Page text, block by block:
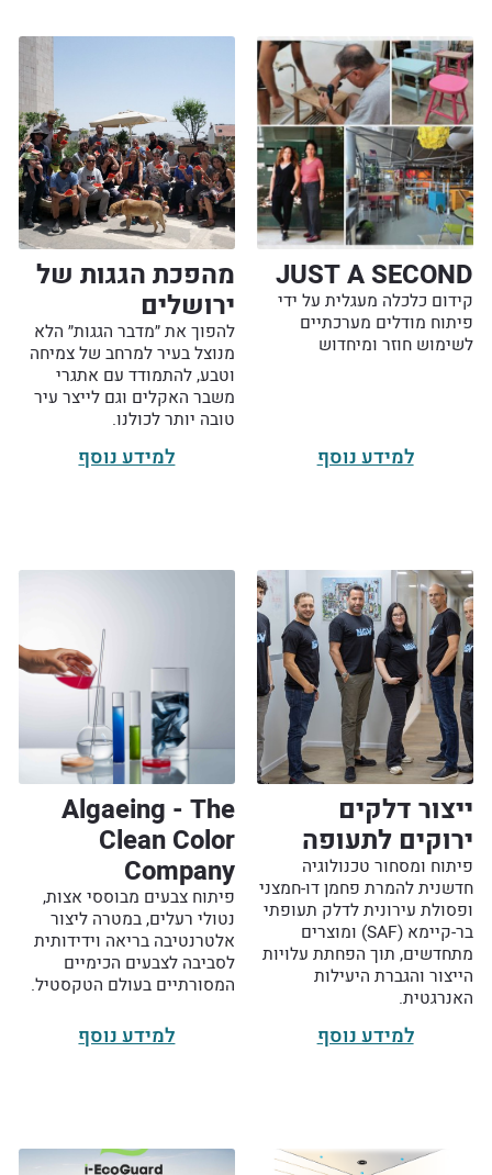
JUST A SECOND
קידום כלכלה מעגלית על ידי
פיתוח מודלים מערכתיים
לשימוש חוזר ומיחדוש
למידע נוסף
מהפכת הגגות של
ירושלים
להפוך את ״מדבר הגגות״ הלא
מנוצל בעיר למרחב של צמיחה
וטבע, להתמודד עם אתגרי
משבר האקלים וגם לייצר עיר
טובה יותר לכולנו.
למידע נוסף
ייצור דלקים
ירוקים לתעופה
פיתוח ומסחור טכנולוגיה
חדשנית להמרת פחמן דו-חמצני
ופסולת עירונית לדלק תעופתי
בר-קיימא (SAF) ומוצרים
מתחדשים, תוך הפחתת עלויות
הייצור והגברת היעילות
האנרגטית.
למידע נוסף
Algaeing - The
Clean Color
Company
פיתוח צבעים מבוססי אצות,
נטולי רעלים, במטרה ליצור
אלטרנטיבה בריאה וידידותית
לסביבה לצבעים הכימיים
המסורתיים בעולם הטקסטיל.
למידע נוסף